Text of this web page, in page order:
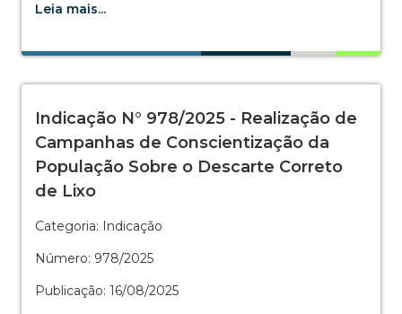
Leia mais...
Indicação N° 978/2025 - Realização de
Campanhas de Conscientização da
População Sobre o Descarte Correto
de Lixo
Categoria: Indicação
Número: 978/2025
Publicação: 16/08/2025